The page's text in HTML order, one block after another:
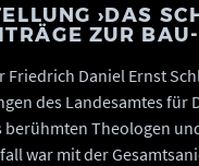
›DAS
ZUR
Friedrich Daniel Ernst
des Landesamtes für
Theologen
war mit der